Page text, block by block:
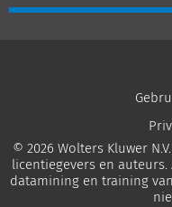
© 2026 Wolters Kluwer
licentiegevers en
datamining en training